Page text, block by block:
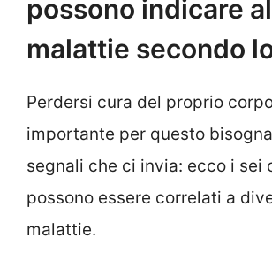
possono indicare
malattie secondo
Perdersi cura del proprio
importante per questo
segnali che ci invia: ecco i sei
possono essere correlati a
malattie.